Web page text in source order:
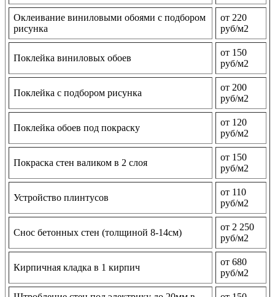
Оклеивание виниловыми обоями с подбором
рисунка
от 220
руб/м2
Поклейка виниловых обоев
от 150
руб/м2
Поклейка с подбором рисунка
от 200
руб/м2
Поклейка обоев под покраску
от 120
руб/м2
Покраска стен валиком в 2 слоя
от 150
руб/м2
Устройство плинтусов
от 110
руб/м2
Снос бетонных стен (толщиной 8-14см)
от 2 250
руб/м2
Кирпичная кладка в 1 кирпич
от 680
руб/м2